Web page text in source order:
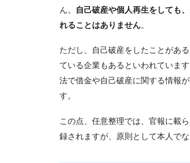
ん。
自己破産や個人再生をしても
れることはありません。
ただし、自己破産をしたことがあ
ている企業もあるといわれていま
法で借金や自己破産に関する情報
す。
この点、任意整理では、官報に載
録されますが、原則として本人で